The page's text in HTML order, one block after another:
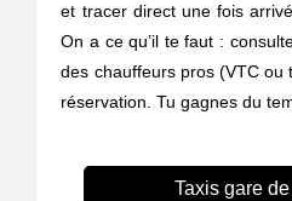
et tracer direct une fois
On a ce qu’il te faut :
des chauffeurs pros (VTC ou
réservation. Tu gagnes du
Taxis gare